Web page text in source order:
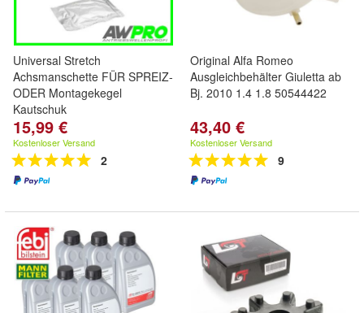
Universal Stretch
Achsmanschette FÜR SPREIZ-
ODER Montagekegel
Kautschuk
15,99 €
Kostenloser Versand
2
Original Alfa Romeo
Ausgleichbehälter Giuletta ab
Bj. 2010 1.4 1.8 50544422
43,40 €
Kostenloser Versand
9